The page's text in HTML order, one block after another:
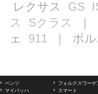
レクサス GS
ス
Sクラス ｜
ェ 911 ｜ ボ
ベンツ フォルクスワーゲ
マイバッハ
スマート